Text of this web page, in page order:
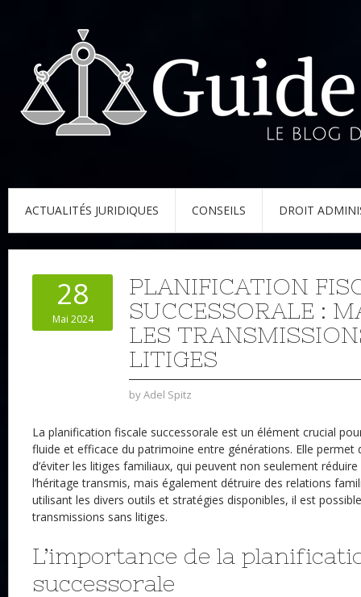
ACTUALITÉS JURIDIQUES CONSEILS DROIT
28
Mai 2024
PLANIFICATION
SUCCESSORALE :
LES
LITIGES
byAdel Spitz
La planification fiscale successorale est un élément crucial
fluide et efficace du patrimoine entre générations. Elle
d’éviter les litiges familiaux, qui peuvent non seulement
l’héritage transmis, mais également détruire des relations
utilisant les divers outils et stratégies disponibles, il est
transmissions sans litiges.
L’importance de la
successorale